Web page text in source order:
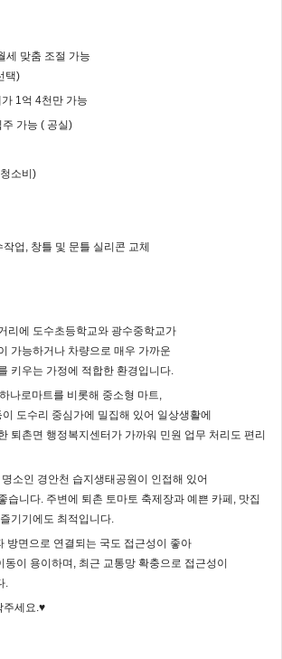
세 맞춤 조절 가능
택)
1억 4천만 가능
가능 ( 공실)
소비)
업, 창틀 및 문틀 실리콘 교체
리에 도수초등학교와 광수중학교가
가능하거나 차량으로 매우 가까운
키우는 가정에 적합한 환경입니다.
나로마트를 비롯해 중소형 마트,
도수리 중심가에 밀집해 있어 일상생활에
퇴촌면 행정복지센터가 가까워 민원 업무 처리도 편리
소인 경안천 습지생태공원이 인접해 있어
습니다. 주변에 퇴촌 토마토 축제장과 예쁜 카페, 맛집
기기에도 최적입니다.
방면으로 연결되는 국도 접근성이 좋아
이 용이하며, 최근 교통망 확충으로 접근성이
.
주세요.♥